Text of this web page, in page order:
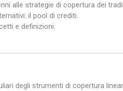
alle strategie di copertura dei
il pool di crediti.
e definizioni.
degli strumenti di copertura